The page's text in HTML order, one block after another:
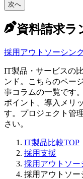
次へ
資料請求ラ
採用アウトソーシン
IT製品・サービスの
ンド。こちらのペー
事コラムの一覧です
ポイント、導入メリ
す。プロジェクト管
さい。
IT製品比較TOP
採用支援
採用アウトソー
採用アウトソー